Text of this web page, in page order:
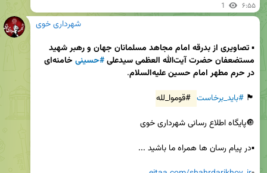
1 ۶:۵۵
شهرداری خوی
▪️
مستضعفان حضرت آیت‌الله العظمی سیدعلی
#حسینی
در حرم مطهر امام حسین علیه‌السلام
🏴 #باید_برخاست #قوموا_لله